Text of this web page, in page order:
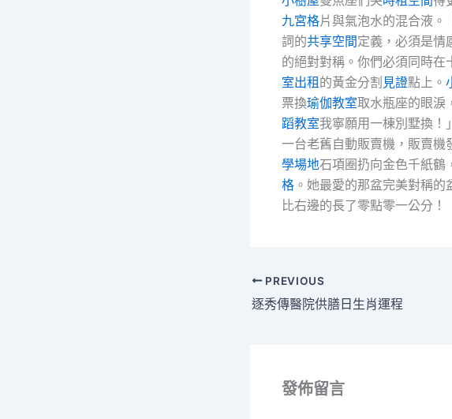
九宮格片與氣泡水的混合液。
詞的共享空間定義，必須是情
的絕對對稱。你們必須同時
室出租 的黃金分割 見證點上。
票換瑜伽教室取水瓶座的眼淚
蹈教室我寧願用一棟別墅換！
一台老舊自動販賣機，販賣機
學場地石項圈扔向金色千紙鶴
格 。她最愛的那盆完美對稱
比右邊的長了零點零一公分！
PREVIOUS
逐秀傳醫院供膳日生肖運程
發佈留言